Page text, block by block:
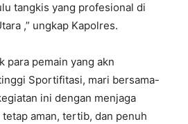
tangkis yang profesional di
,” ungkap Kapolres.
para pemain yang akn
Sportifitasi, mari bersama-
ini dengan menjaga
aman, tertib, dan penuh